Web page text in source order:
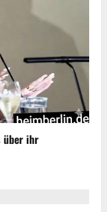
über ihr